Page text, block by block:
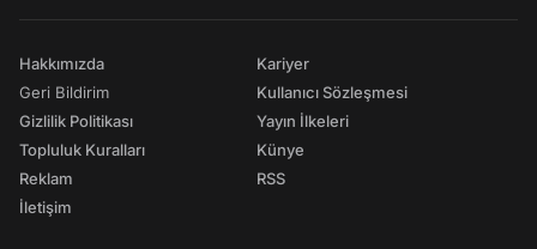
Hakkımızda
Geri Bildirim
Gizlilik Politikası
Topluluk Kuralları
Reklam
İletişim
Kariyer
Kullanıcı Sözleşmesi
Yayın İlkeleri
Künye
RSS